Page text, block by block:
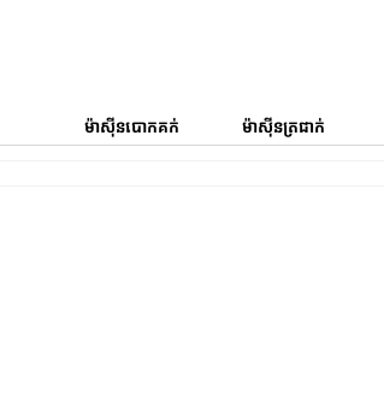
ម៉ាស៊ីនបោកគក់ ម៉ាស៊ីនត្រជាក់